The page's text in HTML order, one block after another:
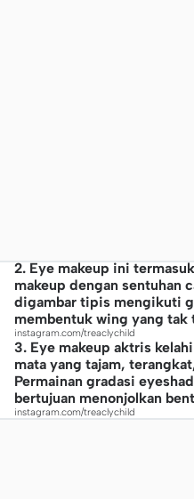
2. Eye makeup ini
makeup dengan sentuhan
digambar tipis mengikuti
membentuk wing yang tak
instagram.com/treaclychild
3. Eye makeup aktris
mata yang tajam,
Permainan gradasi
bertujuan menonjolkan
instagram.com/treaclychild